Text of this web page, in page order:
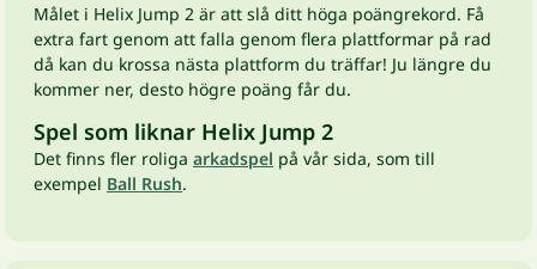
Målet i Helix Jump 2 är att slå ditt höga poängrekord. Få
extra fart genom att falla genom flera plattformar på rad
då kan du krossa nästa plattform du träffar! Ju längre du
kommer ner, desto högre poäng får du.
Spel som liknar Helix Jump 2
Det finns fler roliga arkadspel på vår sida, som till
exempel Ball Rush.